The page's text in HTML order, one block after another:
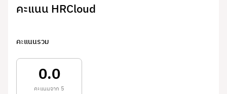
คะแนน HRCloud
คะแนนรวม
0.0
คะแนนจาก 5